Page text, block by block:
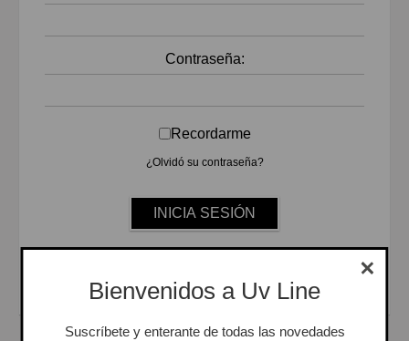
Contraseña:
Recordarme
¿Olvidó su contraseña?
Bienvenidos a Uv Line
Suscríbete y enterante de todas las novedades